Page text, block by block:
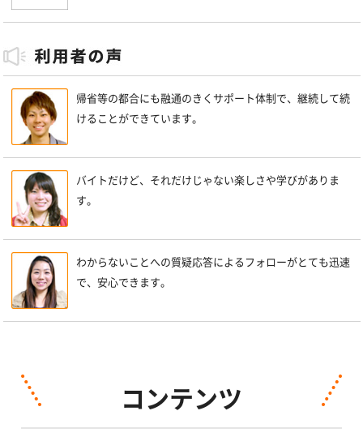
帰省等の都合にも融通のきくサポート体制で、継続して続
けることができています。
バイトだけど、それだけじゃない楽しさや学びがありま
す。
わからないことへの質疑応答によるフォローがとても迅速
で、安心できます。
コンテンツ